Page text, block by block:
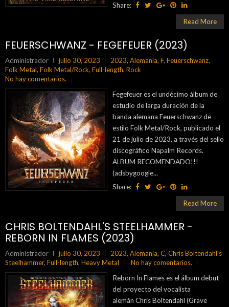
Share:
Read More
FEUERSCHWANZ - FEGEFEUER (2023)
Administrador julio 30, 2023 2023, Alemania, F, Feuerschwanz,
Folk Metal, Folk Metal/Rock, Full-length, Rock
No hay comentarios.
Fegefeuer es el undécimo álbum de
estudio de larga duración de la
banda alemana Feuerschwanz de
estilo Folk Metal/Rock, publicado el
21 de julio de 2023, a través del sello
discográfico Napalm Records.
ALBUM RECOMENDADO!!!
(adsbygoogle...
Share:
Read More
CHRIS BOLTENDAHL'S STEELHAMMER -
REBORN IN FLAMES (2023)
Administrador julio 30, 2023 2023, Alemania, C, Chris Boltendahl's
Steelhammer, Full-length, Heavy Metal
No hay comentarios.
Reborn In Flames es el álbum debut
del proyecto del vocalista
alemán Chris Boltendahl (Grave